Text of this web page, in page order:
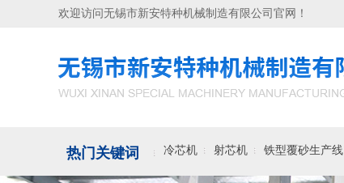
欢迎访问无锡市新安特种机械制造有限公司官网！
热门关键词 冷芯机 射芯机 铁型覆砂生产线